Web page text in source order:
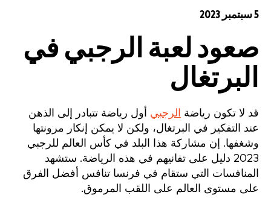
5 سبتمبر 2023
صعود لعبة الرجبي في
البرتغال
قد لا تكون رياضة الرجبي أول رياضة تتبادر إلى الذهن
عند التفكير في البرتغال، ولكن لا يمكن إنكار مرونتها
وشغفها. إن مشاركة هذا البلد في كأس العالم للرجبي
2023 دليل على تفانيهم في هذه الرياضة. ستشهد
المنافسات التي ستقام في فرنسا تنافس أفضل الفرق
على مستوى العالم على اللقب المرموق.